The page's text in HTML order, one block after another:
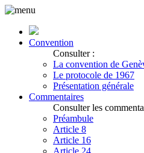
Convention
Consulter :
La convention de
Le protocole de 1967
Présentation générale
Commentaires
Consulter les
Préambule
Article 8
Article 16
Article 24